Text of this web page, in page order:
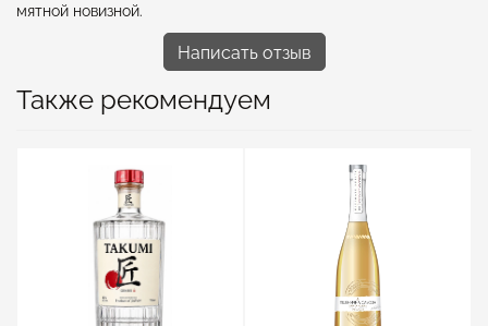
мятной новизной.
Написать отзыв
Также рекомендуем